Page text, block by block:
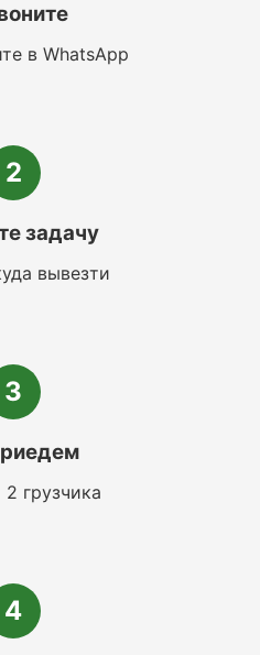
в WhatsApp
2
задачу
вывезти
3
2 грузчика
4